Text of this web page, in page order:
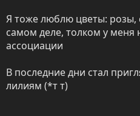
Я тоже люблю цветы: розы,
самом деле, толком у
ассоциации
В последние дни стал
лилиям (*т т)